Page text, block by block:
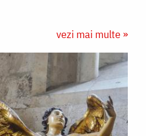
vezi mai multe »